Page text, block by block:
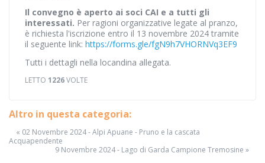
Il convegno è aperto ai soci CAI e a tutti gli
interessati. Per ragioni organizzative legate al pranzo,
è richiesta l'iscrizione entro il 13 novembre 2024 tramite
il seguente link: https://forms.gle/fgN9h7VHORNVq3EF9
Tutti i dettagli nella locandina allegata.
LETTO 1226VOLTE
Altro in questa categoria:
« 02 Novembre 2024 - Alpi Apuane - Pruno e la cascata
Acquapendente
9 Novembre 2024 - Lago di Garda Campione Tremosine »